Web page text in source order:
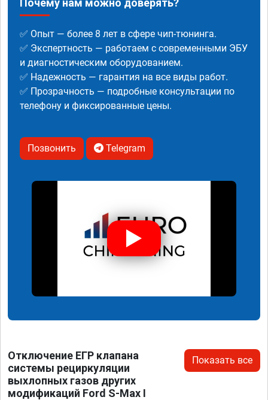
Почему нам можно доверять?
✅ Опыт — более 8 лет в сфере чип-тюнинга.
✅ Экспертность — работаем с современными ЭБУ
и диагностическим оборудованием.
✅ Надежность — гарантия на все виды работ.
✅ Прозрачность — подробные консультации по
телефону и фиксированные цены.
Позвонить Telegram
Отключение ЕГР клапана
системы рециркуляции
выхлопных газов других
модификаций Ford S-Max I
Показать все